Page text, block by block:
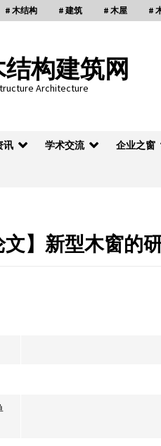
# 木结构 # 建筑 # 木屋 #
构建筑网
Architecture
讯 学术交流 企业之窗
工程专业毕业生双选会即
筑营造及木材应用技术研
文】新型木窗的